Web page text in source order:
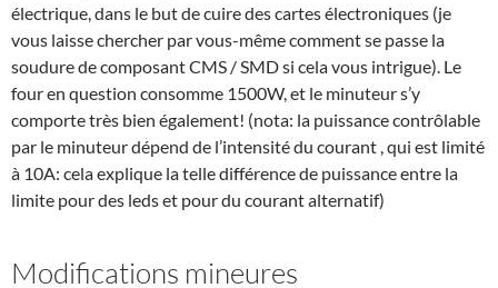
électrique, dans le but de cuire des cartes électroniques (je
vous laisse chercher par vous-même comment se passe la
soudure de composant CMS / SMD si cela vous intrigue). Le
four en question consomme 1500W, et le minuteur s’y
comporte très bien également! (nota: la puissance contrôlable
par le minuteur dépend de l’intensité du courant , qui est limité
à 10A: cela explique la telle différence de puissance entre la
limite pour des leds et pour du courant alternatif)
Modifications mineures